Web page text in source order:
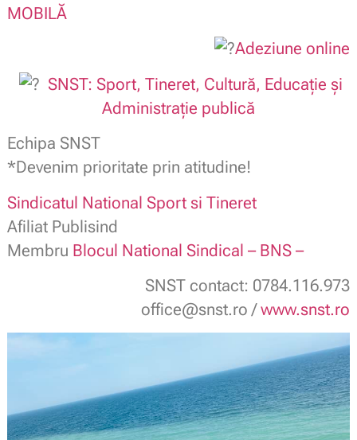
MOBILĂ
Adeziune online
SNST: Sport, Tineret, Cultură, Educație și
Administrație publică
Echipa SNST
*Devenim prioritate prin atitudine!
Sindicatul National Sport si Tineret
Afiliat Publisind
Membru Blocul National Sindical – BNS –
SNST contact: 0784.116.973
office@snst.ro /www.snst.ro